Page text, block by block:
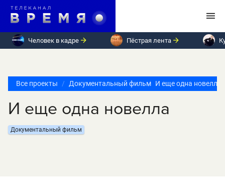
Человек в кадре Пёстрая лента
Все проекты Документальный фильм И еще одна новелла
И еще одна новелла
Документальный фильм